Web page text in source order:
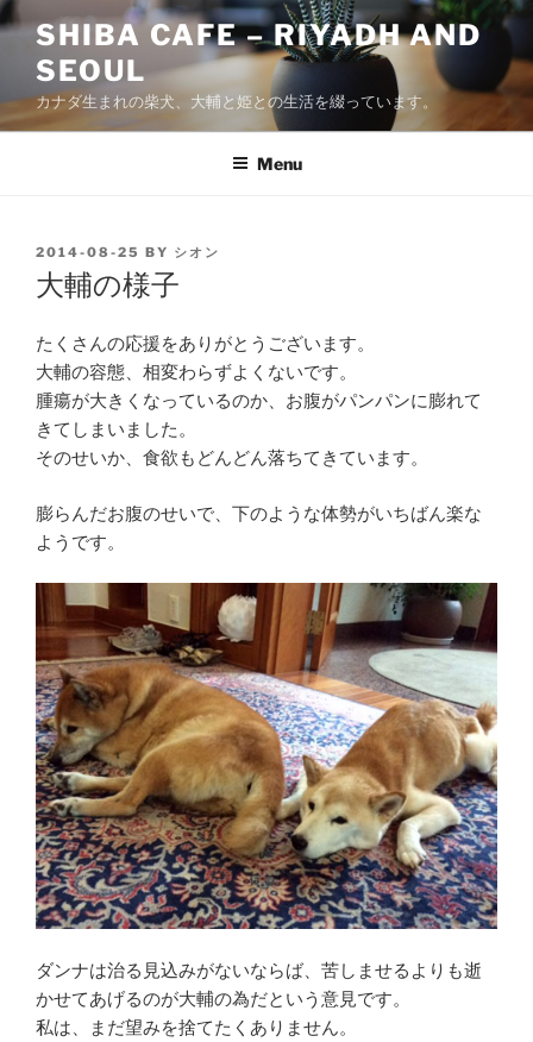
Skip
content
SHIBA CAFE – RIYADH AND
SEOUL
カナダ生まれの柴犬、大輔と姫との生活を綴っています。
Menu
POSTED
ON
2014-08-25 BY シオン
大輔の様子
たくさんの応援をありがとうございます。
大輔の容態、相変わらずよくないです。
腫瘍が大きくなっているのか、お腹がパンパンに膨れて
きてしまいました。
そのせいか、食欲もどんどん落ちてきています。
膨らんだお腹のせいで、下のような体勢がいちばん楽な
ようです。
ダンナは治る見込みがないならば、苦しませるよりも逝
かせてあげるのが大輔の為だという意見です。
私は、まだ望みを捨てたくありません。